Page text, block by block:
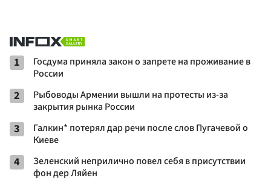
1
Госдума приняла закон о запрете на проживание в
России
2
Рыбоводы Армении вышли на протесты из-за
закрытия рынка России
3
Галкин* потерял дар речи после слов Пугачевой о
Киеве
4
Зеленский неприлично повел cебя в присутствии
фон дер Ляйен